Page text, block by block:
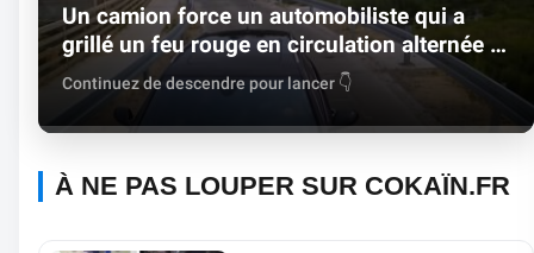
Un camion force un automobiliste qui a
grillé un feu rouge en circulation alternée a
reculer
Continuez de descendre pour lancer 👇
À NE PAS LOUPER SUR COKAÏN.FR